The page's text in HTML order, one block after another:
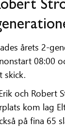
årets 2-
08:00
skick.
och Robert
kom lag
på fina 65